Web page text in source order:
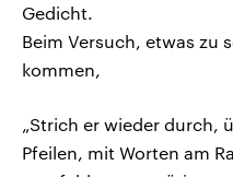
Gedicht.
Beim Versuch, etwas zu
kommen,
„Strich er wieder durch,
Pfeilen, mit Worten am